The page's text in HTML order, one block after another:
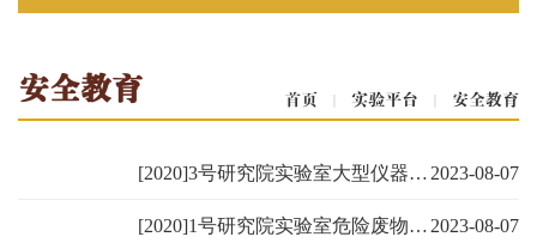
首页 | 实验平台 | 安全教育
安全教育
2023-08-07
[2020]3号研究院实验室大型仪器设备管理办法
2023-08-07
[2020]1号研究院实验室危险废物管理制度